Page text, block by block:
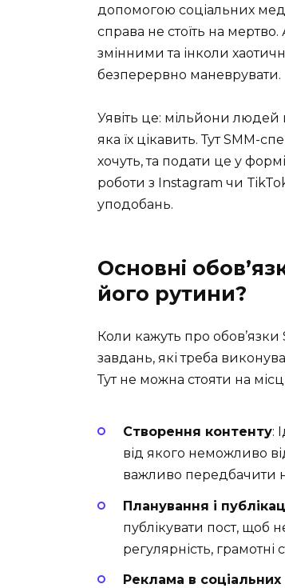
допомогою соціальних
справа не стоїть на
змінними та інколи
безперервно маневрувати.
Уявіть це: мільйони людей
яка їх цікавить. Тут SMM-
хочуть, та подати це у
роботи з Instagram чи
уподобань.
Основні
його рутини?
Коли кажуть про
завдань, які треба
Тут не можна стояти на
Створення контенту:
від якого неможливо
важливо передбачити
Планування і
публікувати пост, щоб
регулярність, грамотні
Реклама в